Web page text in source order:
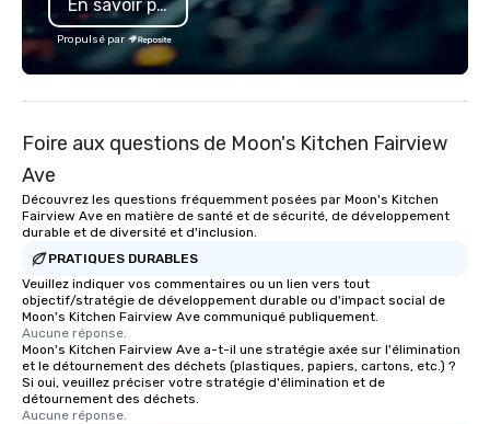
entertainment and TEAM experiences
into a fully integrated execution.
Unlike traditional DMCs, we do not
believe in cookie-cutter programs or
and produced as one cohesive
destination. With over 50 years of
experience in hospitality, production
and experiential design, our team
delivers elevated programs that are
creative, polished and executed with
precision across the Rocky Mountain
region. One Program. At A Time.
En savoir plus
Propulsé par
Foire aux questions de Moon's Kitchen Fairview
Ave
Découvrez les questions fréquemment posées par Moon's Kitchen
Fairview Ave en matière de santé et de sécurité, de développement
durable et de diversité et d'inclusion.
PRATIQUES DURABLES
Veuillez indiquer vos commentaires ou un lien vers tout
objectif/stratégie de développement durable ou d'impact social de
Moon's Kitchen Fairview Ave communiqué publiquement.
Aucune réponse.
Moon's Kitchen Fairview Ave a-t-il une stratégie axée sur l'élimination
et le détournement des déchets (plastiques, papiers, cartons, etc.) ?
Si oui, veuillez préciser votre stratégie d'élimination et de
détournement des déchets.
Aucune réponse.